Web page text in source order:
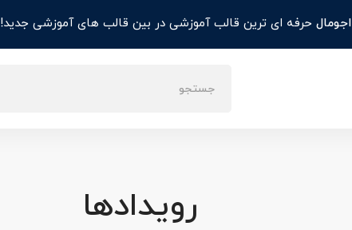
اجومالحرفه ای ترین قالب آموزشی در بین قالب های آموزشی جدید!
رویدادها